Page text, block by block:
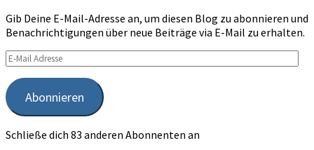
Gib Deine E-Mail-Adresse an, um diesen Blog zu abonnieren und
Benachrichtigungen über neue Beiträge via E-Mail zu erhalten.
E-
Mail
Adresse
Abonnieren
Schließe dich 83 anderen Abonnenten an